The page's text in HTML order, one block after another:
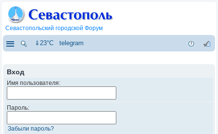
Севастопольский городской Форум
⇓23°C telegram
Вход
Имя пользователя:
Пароль:
Забыли пароль?